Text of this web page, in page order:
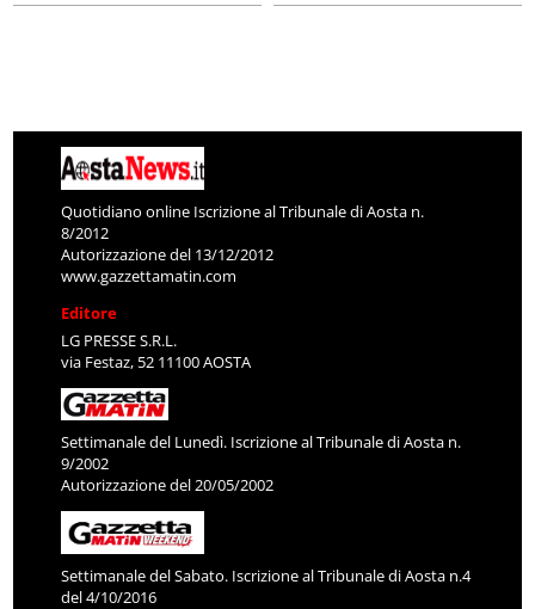
Quotidiano online Iscrizione al Tribunale di Aosta n.
8/2012
Autorizzazione del 13/12/2012
www.gazzettamatin.com
Editore
LG PRESSE S.R.L.
via Festaz, 52 11100 AOSTA
Settimanale del Lunedì. Iscrizione al Tribunale di Aosta n.
9/2002
Autorizzazione del 20/05/2002
Settimanale del Sabato. Iscrizione al Tribunale di Aosta n.4
del 4/10/2016